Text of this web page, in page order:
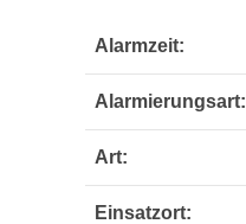
Alarmzeit:
Alarmierungsart:
Art:
Einsatzort: